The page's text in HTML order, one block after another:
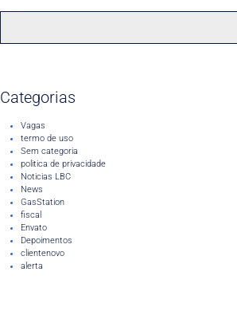
Categorias
Vagas
termo de uso
Sem categoria
politica de privacidade
Noticias LBC
News
GasStation
fiscal
Envato
Depoimentos
clientenovo
alerta